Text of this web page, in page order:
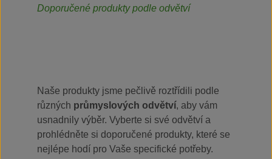
Doporučené produkty podle odvětví
Naše produkty jsme pečlivě roztřídili podle
různých průmyslových odvětví, aby vám
usnadnily výběr. Vyberte si své odvětví a
prohlédněte si doporučené produkty, které se
nejlépe hodí pro Vaše specifické potřeby.